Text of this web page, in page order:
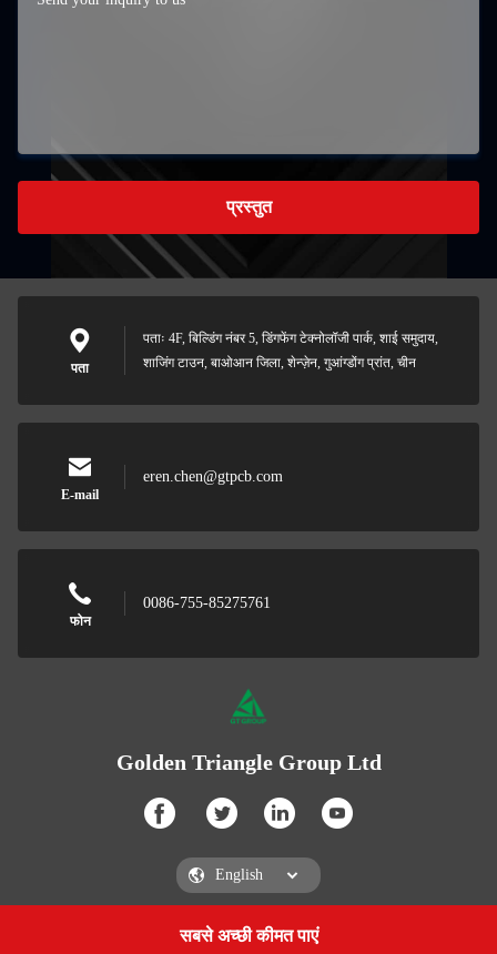
सबसे अच्छी कीमत पाएं
प्रस्तुत
पता
पताः 4F, बिल्डिंग नंबर 5, डिंगफेंग टेक्नोलॉजी पार्क, शाई समुदाय,
शाजिंग टाउन, बाओआन जिला, शेन्ज़ेन, गुआंग्डोंग प्रांत, चीन
E-mail
eren.chen@gtpcb.com
फोन
0086-755-85275761
Golden Triangle Group Ltd
Golden Triangle Group LtdGet a Quote